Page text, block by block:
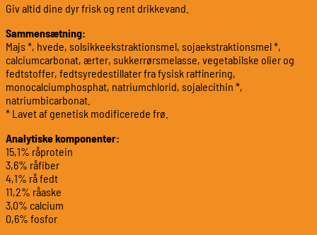
Giv altid dine dyr frisk og rent drikkevand.
Sammensætning:
Majs *, hvede, solsikkeekstraktionsmel, sojaekstraktionsmel *,
calciumcarbonat, ærter, sukkerrørsmelasse, vegetabilske olier og
fedtstoffer, fedtsyredestillater fra fysisk raffinering,
monocalciumphosphat, natriumchlorid, sojalecithin *,
natriumbicarbonat.
* Lavet af genetisk modificerede frø.
Analytiske komponenter:
15,1% råprotein
3,6% råfiber
4,1% rå fedt
11,2% råaske
3,0% calcium
0,6% fosfor